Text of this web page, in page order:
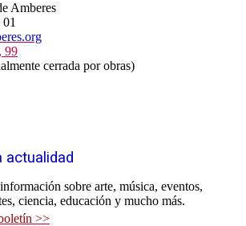
Amberes
99
cerrada por obras)
actualidad
sobre arte, música, eventos,
ciencia, educación y mucho más.
>>